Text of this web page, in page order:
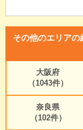
その他のエリア
大阪府
（1043件）
奈良県
（102件）